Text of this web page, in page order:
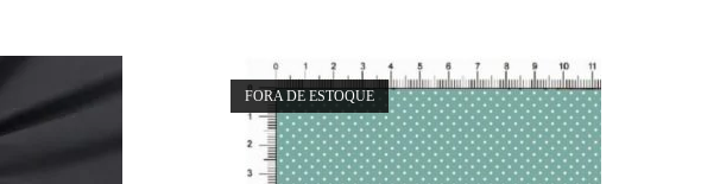
FORA DE ESTOQUE